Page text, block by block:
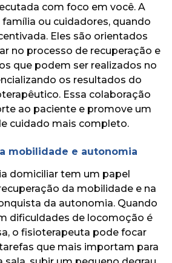
com foco em você. A
ou cuidadores, quando
Eles são orientados
no processo de recuperação e
que podem ser realizados no
os resultados do
Essa colaboração
ao paciente e promove um
cuidado mais completo.
mobilidade e autonomia
domiciliar tem um papel
da mobilidade e na
da autonomia. Quando
dificuldades de locomoção é
o fisioterapeuta pode focar
que mais importam para